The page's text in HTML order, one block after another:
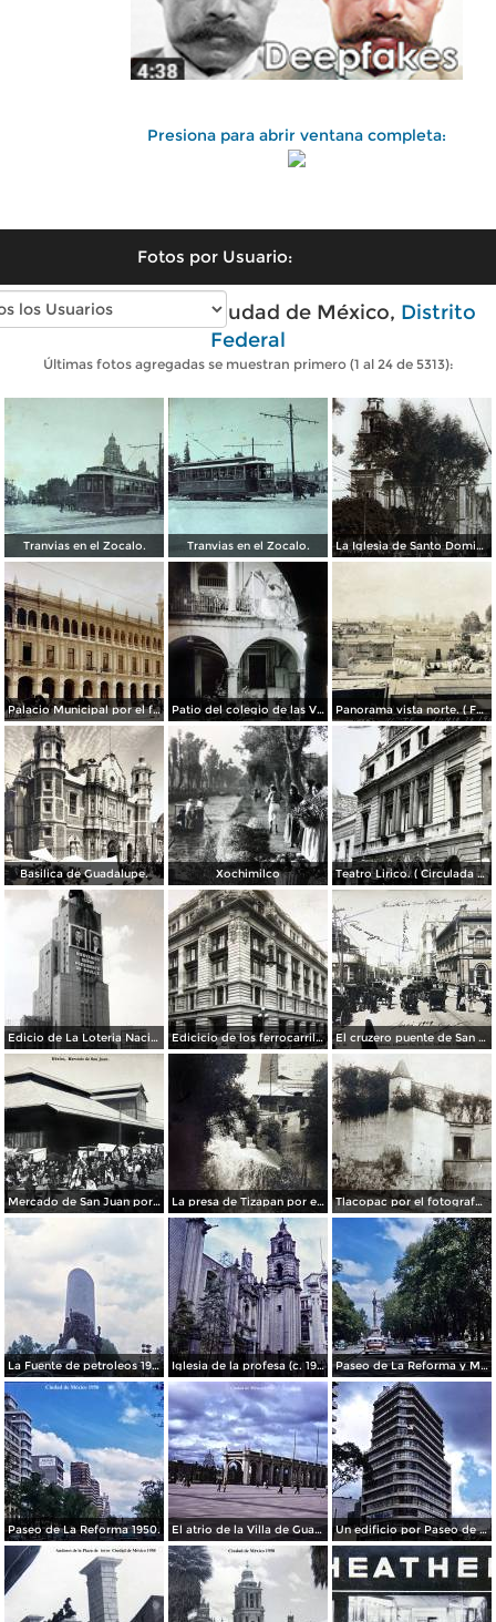
Presiona para abrir ventana completa:
Fotos por Usuario:
Fotos antiguas de Ciudad de México, Distrito
Federal
Últimas fotos agregadas se muestran primero (1 al 24 de 5313):
Tranvias en el Zocalo. Tranvias en el Zocalo. La Iglesia de Santo Domingo.
Palacio Municipal por el fotografo Hugo Brehme.. Patio del colegio de las Vizcainas por el fotografo Hugo Brehme. Panorama vista norte. ( Fechada el 20 de Junio de 1905 ).
Basilica de Guadalupe. Xochimilco Teatro Lirico. ( Circulada el 1 de Agosto de 1926 ).
Edicio de La Loteria Nacional Ciudad de México Abril de 1964 Edicicio de los ferrocarriles. El cruzero puente de San Francisco y Guardiola por el fotografo Felix Miret.
Mercado de San Juan por el fotografo Felix Miret La presa de Tizapan por el fotografo Fernando Kososky. ( Circulada el 22 de Diembre de 1910 ). Tlacopac por el fotografo Hugo Brehme.
La Fuente de petroleos 1950. Iglesia de la profesa (c. 1950) Paseo de La Reforma y Mto a La Independencia 1950
Paseo de La Reforma 1950. El atrio de la Villa de Guadalupe 1950. Un edificio por Paseo de La Reforma 1950